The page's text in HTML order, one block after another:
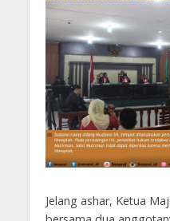
Jelang ashar, Ketua